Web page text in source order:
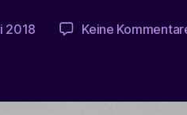
2018 Keine